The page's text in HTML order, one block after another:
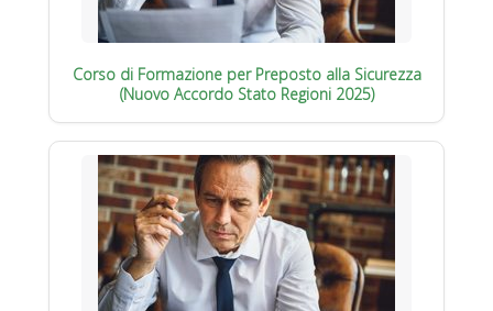
Corso di Formazione per Preposto alla Sicurezza
(Nuovo Accordo Stato Regioni 2025)